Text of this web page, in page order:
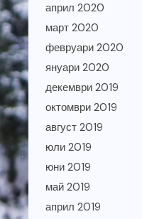
април 2020
март 2020
февруари 2020
януари 2020
декември 2019
октомври 2019
август 2019
юли 2019
юни 2019
май 2019
април 2019